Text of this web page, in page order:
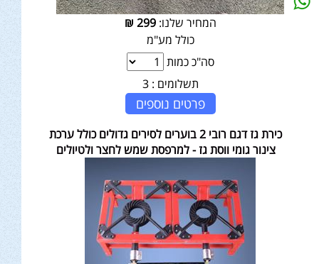
המחיר שלנו:299
₪
כולל מע"מ
סה"כ כמות
תשלומים : 3
פרטים נוספים
כירת גז דגם רובי 2 בוערים לסירים גדולים כולל ערכת
צינור גומי ווסת גז - למרפסת שמש לחצר ולטיולים